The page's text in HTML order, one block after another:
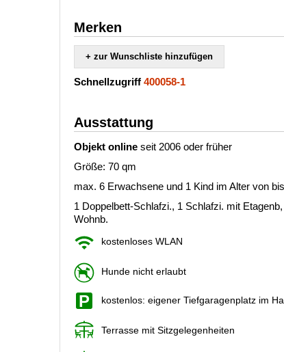
Merken
+ zur Wunschliste hinzufügen
Schnellzugriff 400058-1
Ausstattung
Objekt online seit 2006 oder früher
Größe: 70 qm
max. 6 Erwachsene und 1 Kind im Alter von
1 Doppelbett-Schlafzi., 1 Schlafzi. mit
Wohnb.
kostenloses WLAN
Hunde nicht erlaubt
kostenlos: eigener Tiefgaragenplatz im
Terrasse mit Sitzgelegenheiten